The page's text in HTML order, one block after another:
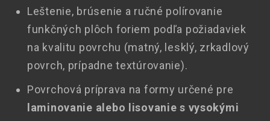
Leštenie, brúsenie a ručné polírovanie
funkčných plôch foriem podľa požiadaviek
na kvalitu povrchu (matný, lesklý, zrkadlový
povrch, prípadne textúrovanie).
Povrchová príprava na formy určené pre
laminovanie alebo lisovanie s vysokými